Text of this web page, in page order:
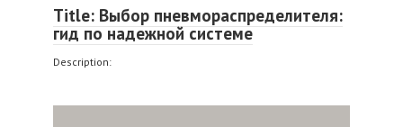
Title: Выбор пневмораспределителя:
гид по надежной системе
Description: